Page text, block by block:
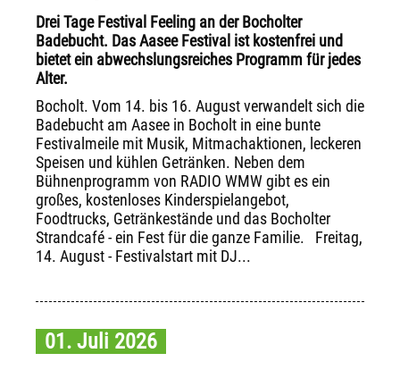
Drei Tage Festival Feeling an der Bocholter
Badebucht. Das Aasee Festival ist kostenfrei und
bietet ein abwechslungsreiches Programm für jedes
Alter.
Bocholt. Vom 14. bis 16. August verwandelt sich die
Badebucht am Aasee in Bocholt in eine bunte
Festivalmeile mit Musik, Mitmachaktionen, leckeren
Speisen und kühlen Getränken. Neben dem
Bühnenprogramm von RADIO WMW gibt es ein
großes, kostenloses Kinderspielangebot,
Foodtrucks, Getränkestände und das Bocholter
Strandcafé - ein Fest für die ganze Familie. Freitag,
14. August - Festivalstart mit DJ...
01. Juli 2026